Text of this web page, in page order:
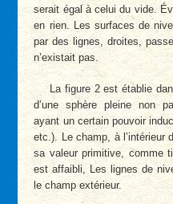
serait égal à celui du vide.
en rien. Les surfaces de
par des lignes, droites,
n’existait pas.
La figure 2 est établie
d’une sphère pleine non
ayant un certain pouvoir
etc.). Le champ, à l’intérieur
sa valeur primitive, comme
est affaibli, Les lignes de
le champ extérieur.